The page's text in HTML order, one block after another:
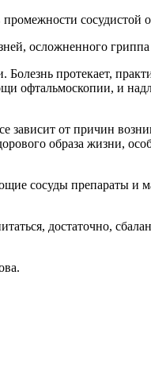
сосудистой
осложненного
протекает,
офтальмоскопии, и
зависит от причин
образа жизни,
сосуды препараты и
достаточно,